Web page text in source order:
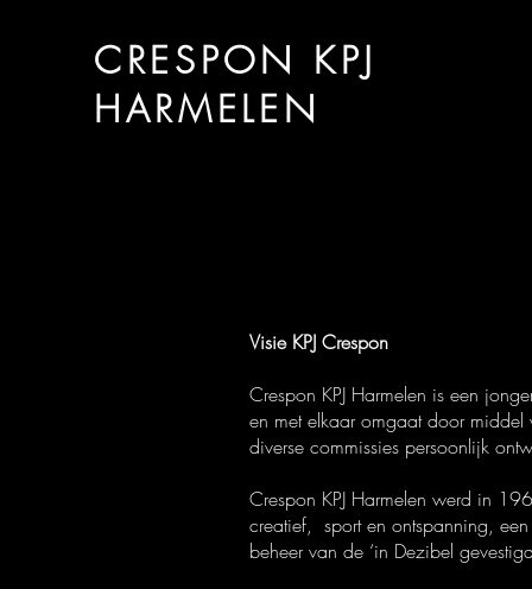
CRESPON KPJ
HARMELEN
Visie KPJ Crespon
Crespon KPJ Harmelen is een
en met elkaar omgaat door middel
diverse commissies persoonlijk
Crespon KPJ Harmelen werd in
creatief, sport en ontspanning,
beheer van de ‘in Dezibel